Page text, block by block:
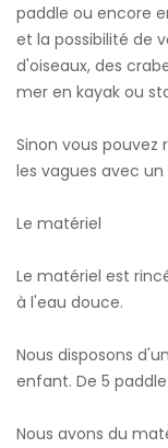
paddle ou encore
et la possibilité de
d'oiseaux, des
mer en kayak ou
Sinon vous pouvez
les vagues avec
Le matériel
Le matériel est
à l'eau douce.
Nous disposons
enfant. De 5
Nous avons du